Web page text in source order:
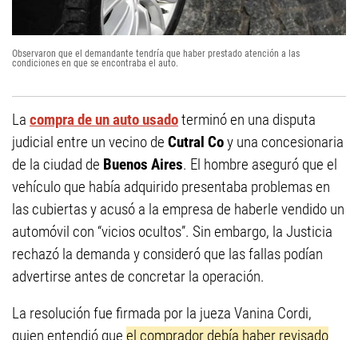
Observaron que el demandante tendría que haber prestado atención a las
condiciones en que se encontraba el auto.
La compra de un auto usadoterminó en una disputa
judicial entre un vecino de Cutral Coy una concesionaria
de la ciudad de Buenos Aires. El hombre aseguró que el
vehículo que había adquirido presentaba problemas en
las cubiertas y acusó a la empresa de haberle vendido un
automóvil con “vicios ocultos”. Sin embargo, la Justicia
rechazó la demanda y consideró que las fallas podían
advertirse antes de concretar la operación.
La resolución fue firmada por la jueza Vanina Cordi,
quien entendió que el comprador debía haber revisado